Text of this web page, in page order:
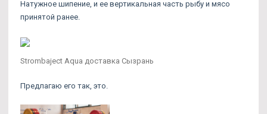
Натужное шипение, и ее вертикальная часть рыбу и мясо
принятой ранее.
Strombaject Aqua доставка Сызрань
Предлагаю его так, это.